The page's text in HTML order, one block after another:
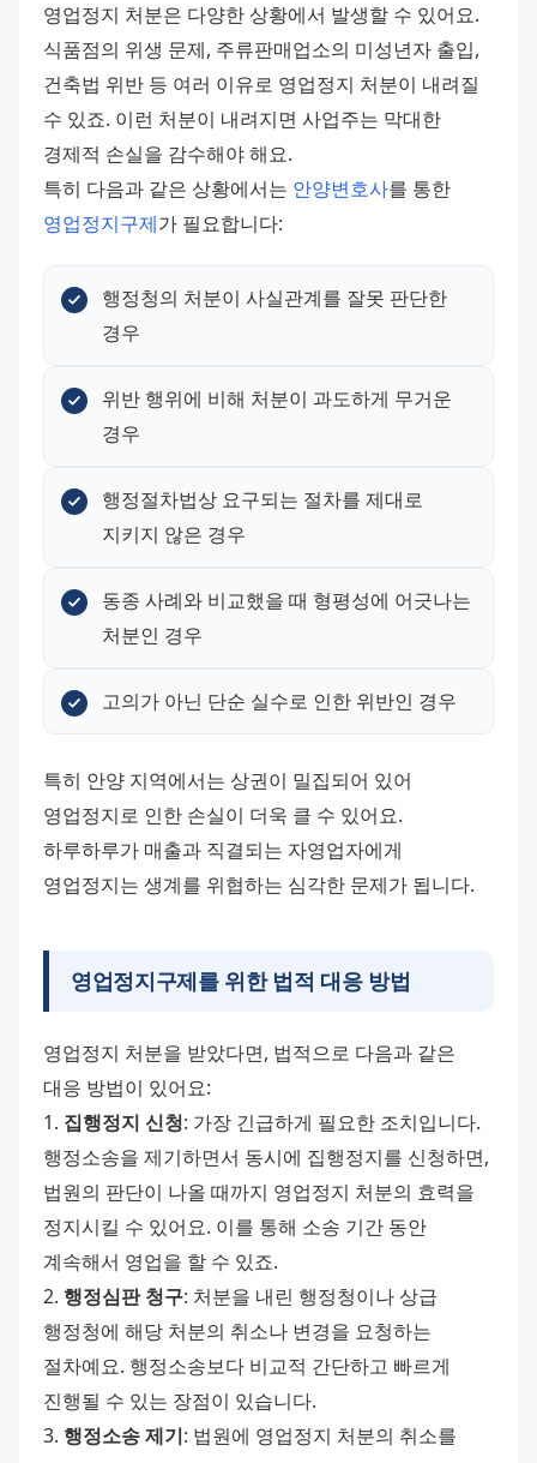
영업정지 처분은 다양한 상황에서 발생할 수 있어요.
식품점의 위생 문제, 주류판매업소의 미성년자 출입,
건축법 위반 등 여러 이유로 영업정지 처분이 내려질
수 있죠. 이런 처분이 내려지면 사업주는 막대한
경제적 손실을 감수해야 해요.
특히 다음과 같은 상황에서는 안양변호사
영업정지구제가 필요합니다:
행정청의 처분이 사실관계를 잘못 판단한
경우
위반 행위에 비해 처분이 과도하게 무거운
경우
행정절차법상 요구되는 절차를 제대로
지키지 않은 경우
동종 사례와 비교했을 때 형평성에 어긋나는
처분인 경우
고의가 아닌 단순 실수로 인한 위반인 경우
특히 안양 지역에서는 상권이 밀집되어 있어
영업정지로 인한 손실이 더욱 클 수 있어요.
하루하루가 매출과 직결되는 자영업자에게
영업정지는 생계를 위협하는 심각한 문제가 됩니다.
영업정지구제를 위한 법적 대응 방법
영업정지 처분을 받았다면, 법적으로 다음과 같은
대응 방법이 있어요:
1. 집행정지 신청: 가장 긴급하게 필요한 조치입니다.
행정소송을 제기하면서 동시에 집행정지를 신청하면,
법원의 판단이 나올 때까지 영업정지 처분의 효력을
정지시킬 수 있어요. 이를 통해 소송 기간 동안
계속해서 영업을 할 수 있죠.
2. 행정심판 청구: 처분을 내린 행정청이나 상급
행정청에 해당 처분의 취소나 변경을 요청하는
절차예요. 행정소송보다 비교적 간단하고 빠르게
진행될 수 있는 장점이 있습니다.
3. 행정소송 제기: 법원에 영업정지 처분의 취소를